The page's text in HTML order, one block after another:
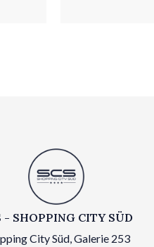
- SHOPPING CITY SÜD
City Süd, Galerie 253